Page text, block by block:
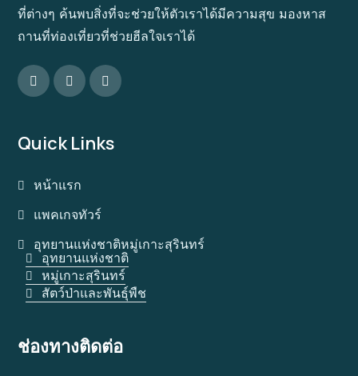
ที่ต่างๆ ค้นพบสิ่งที่จะช่วยให้ตัวเราได้มีความสุข มองหาส
ถานที่ท่องเที่ยวที่ช่วยฮีลใจเราได้
Quick Links
หน้าแรก
แพคเกจทัวร์
อุทยานแห่งชาติหมู่เกาะสุรินทร์
อุทยานแห่งชาติ
หมู่เกาะสุรินทร์
สัตว์ป่าและพันธุ์พืช
ช่องทางติดต่อ